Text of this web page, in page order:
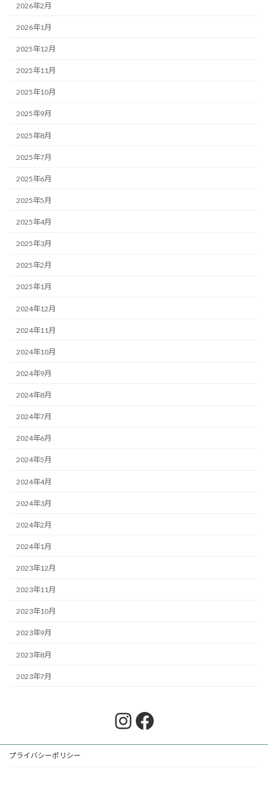
2026年2月
2026年1月
2025年12月
2025年11月
2025年10月
2025年9月
2025年8月
2025年7月
2025年6月
2025年5月
2025年4月
2025年3月
2025年2月
2025年1月
2024年12月
2024年11月
2024年10月
2024年9月
2024年8月
2024年7月
2024年6月
2024年5月
2024年4月
2024年3月
2024年2月
2024年1月
2023年12月
2023年11月
2023年10月
2023年9月
2023年8月
2023年7月
Instagram
Facebook
プライバシーポリシー